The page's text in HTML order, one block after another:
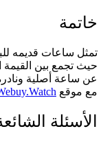
خاتمة
تمثل ساعات قديمه
حيث تجمع بين القيمة
عن ساعة أصلية
مع موقع
الأسئلة